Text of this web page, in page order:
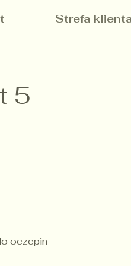
Strefa
5
oczepin